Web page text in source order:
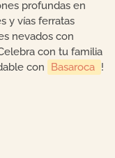
profundas en
y vías ferratas
nevados con
con tu familia
con
Basaroca !